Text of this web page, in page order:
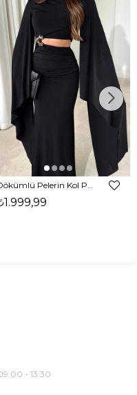
- 13:30